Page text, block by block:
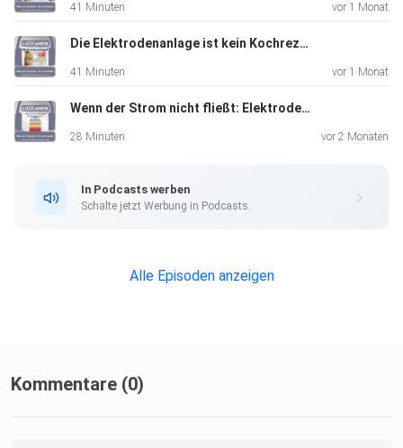
langen und erfüllten Lebens zu entdecken. Hören Sie jetzt
rein!
health.com/
Podcast von INEX Health:
41 Minuten vor 1 Monat
Die Elektrodenanlage ist kein Kochrezept
41 Minuten vor 1 Monat
Wenn der Strom nicht fließt: Elektroden, Physik und der unterschätzte Übergangswiderstand
28 Minuten vor 2 Monaten
In Podcasts werben
Schalte jetzt Werbung in Podcasts.
Alle Episoden anzeigen
Kommentare (0)